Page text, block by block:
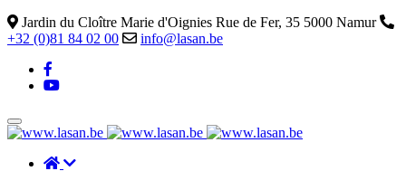
Jardin du Cloître Marie d'Oignies Rue de Fer, 35 5000 Namur
+32 (0)81 84 02 00
info@lasan.be